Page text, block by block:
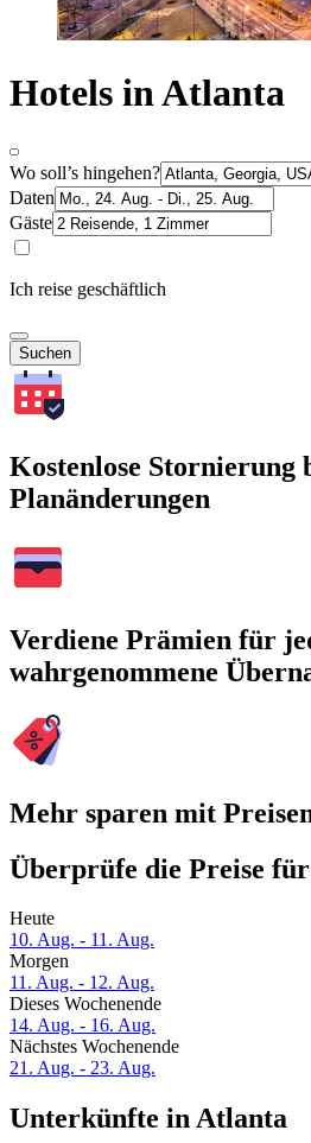
Hotels in Atlanta
Wo soll’s hingehen?
Daten
Gäste
Ich reise geschäftlich
Suchen
Kostenlose Stornierung
Planänderungen
Verdiene Prämien für
wahrgenommene
Mehr sparen mit
Überprüfe die Preise für
Heute
10. Aug. - 11. Aug.
Morgen
11. Aug. - 12. Aug.
Dieses Wochenende
14. Aug. - 16. Aug.
Nächstes Wochenende
21. Aug. - 23. Aug.
Unterkünfte in Atlanta